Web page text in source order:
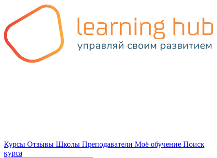
Курсы Отзывы Школы Преподаватели Моё обучение Поиск
курса